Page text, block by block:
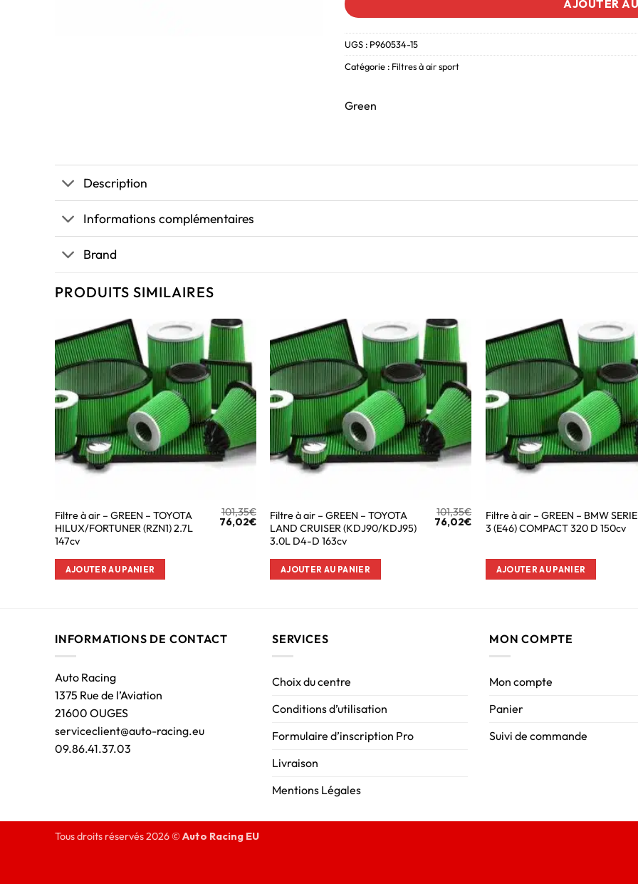
AJOUTER
UGS : P960534-15
Catégorie : Filtres à air sport
Green
Description
Informations complémentaires
Brand
PRODUITS SIMILAIRES
Filtre à air – GREEN – TOYOTA
HILUX/FORTUNER (RZN1) 2.7L
147cv
101,35€
76,02€
AJOUTER AU PANIER
Filtre à air – GREEN – TOYOTA
LAND CRUISER (KDJ90/KDJ95)
3.0L D4-D 163cv
101,35€
76,02€
AJOUTER AU PANIER
Filtre à air – GREEN – BMW SERIE
3 (E46) COMPACT 320 D 150cv
AJOUTER AU PANIER
INFORMATIONS DE CONTACT
Auto Racing
1375 Rue de l’Aviation
21600 OUGES
serviceclient@auto-racing.eu
09.86.41.37.03
SERVICES
Choix du centre
Conditions d’utilisation
Formulaire d’inscription Pro
Livraison
Mentions Légales
MON COMPTE
Mon compte
Panier
Suivi de commande
Tous droits réservés 2026 © Auto Racing EU